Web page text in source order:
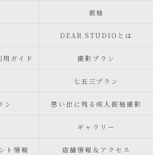
振袖
DEAR STUDIOとは
ガイド 撮影プラン
七五三プラン
ン 思い出に残る成人振袖撮影
ギャラリー
ト情報 店舗情報＆アクセス